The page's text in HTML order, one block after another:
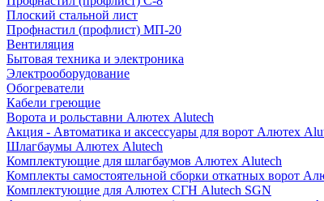
Плоский стальной лист
Профнастил (профлист) МП-20
Вентиляция
Бытовая техника и электроника
Электрооборудование
Обогреватели
Кабели греющие
Ворота и рольставни Алютех Alutech
Акция - Автоматика и аксессуары для ворот Алютех
Шлагбаумы Алютех Alutech
Комплектующие для шлагбаумов Алютех Alutech
Комплекты самостоятельной сборки откатных ворот
Комплектующие для Алютех СГН Alutech SGN